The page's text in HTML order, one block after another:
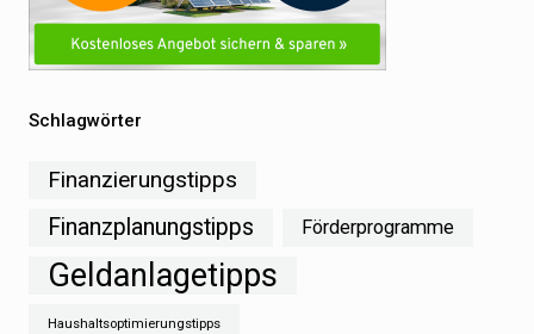
Schlagwörter
Finanzierungstipps
Finanzplanungstipps
Förderprogramme
Geldanlagetipps
Haushaltsoptimierungstipps